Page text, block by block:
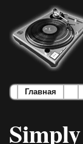
Главная